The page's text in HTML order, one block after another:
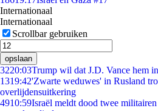
Internationaal
Internationaal
Scrollbar gebruiken
opslaan
3220:03Trump wil dat J.D. Vance hem
1319:42'Zwarte weduwes' in Rusland
overlijdensuitkering
4910:59Israël meldt dood twee